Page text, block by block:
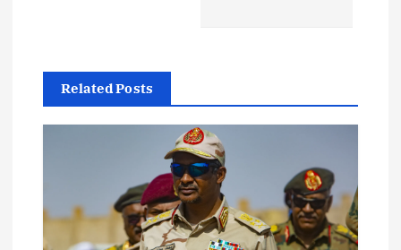
n
d
Related Posts